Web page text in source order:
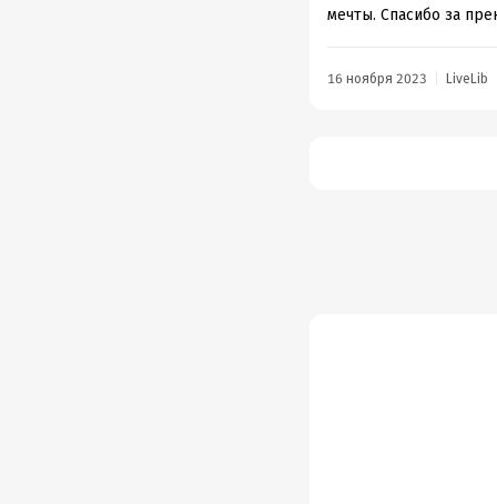
мечты. Спасибо за
16 ноября 2023 LiveLib